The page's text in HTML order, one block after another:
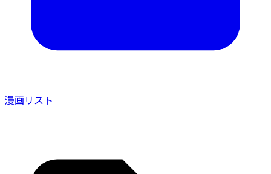
漫画リスト